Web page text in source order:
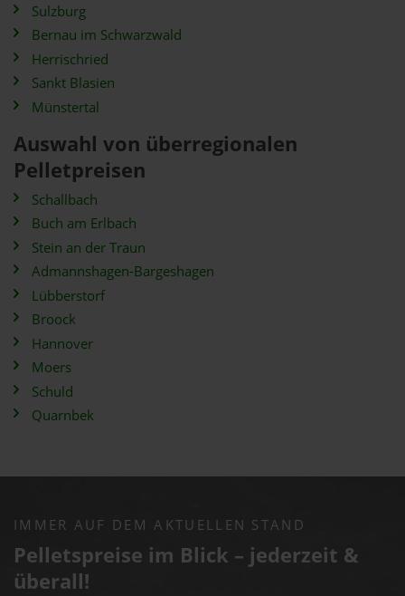
Sulzburg
Bernau im Schwarzwald
Herrischried
Sankt Blasien
Münstertal
Auswahl von überregionalen
Pelletpreisen
Schallbach
Buch am Erlbach
Stein an der Traun
Admannshagen-Bargeshagen
Lübberstorf
Broock
Hannover
Moers
Schuld
Quarnbek
IMMER AUF DEM AKTUELLEN STAND
Pelletspreise im Blick – jederzeit &
überall!